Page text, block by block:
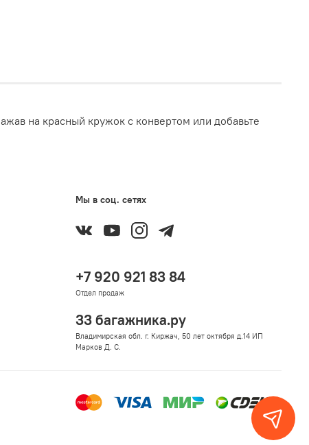
на красный кружок с конвертом или добавьте
Мы в соц. сетях
+7 920 921 83 84
Отдел продаж
33 багажника.ру
Владимирская обл. г. Киржач, 50 лет октября д.14 ИП
Марков Д. С.